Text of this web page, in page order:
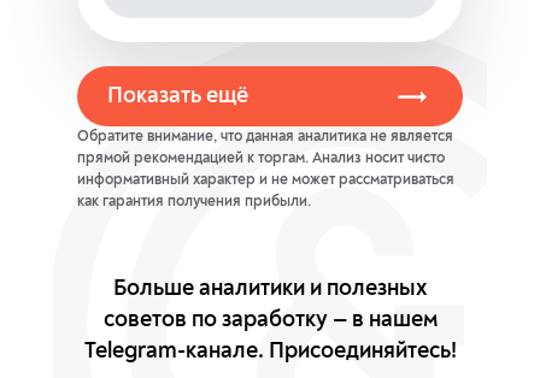
Показать ещё
Обратите внимание, что данная аналитика не является
прямой рекомендацией к торгам. Анализ носит чисто
информативный характер и не может рассматриваться
как гарантия получения прибыли.
Больше аналитики и полезных
советов по заработку — в нашем
Telegram-канале. Присоединяйтесь!